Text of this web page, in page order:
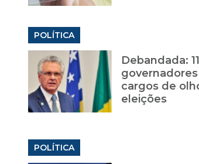
POLÍTICA
Debandada: 11
cargos de
eleições
POLÍTICA